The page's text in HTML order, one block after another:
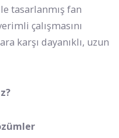
tasarlanmış fan
çalışmasını
karşı dayanıklı, uzun